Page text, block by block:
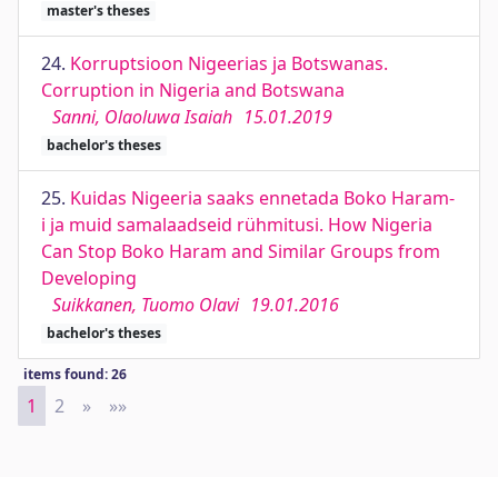
master's theses
24. Korruptsioon Nigeerias ja Botswanas.
Corruption in Nigeria and Botswana
Sanni, Olaoluwa Isaiah 15.01.2019
bachelor's theses
25. Kuidas Nigeeria saaks ennetada Boko Haram-
i ja muid samalaadseid rühmitusi. How Nigeria
Can Stop Boko Haram and Similar Groups from
Developing
Suikkanen, Tuomo Olavi 19.01.2016
bachelor's theses
items found: 26
1 2 » Next
»»